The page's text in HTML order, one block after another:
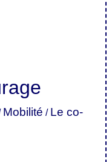
Mobilité / Le co-